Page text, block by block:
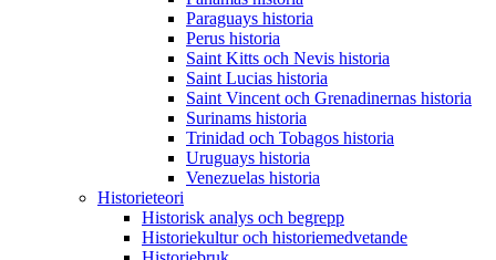
Paraguays historia
Perus historia
Saint Kitts och Nevis historia
Saint Lucias historia
Saint Vincent och Grenadinernas historia
Surinams historia
Trinidad och Tobagos historia
Uruguays historia
Venezuelas historia
Historieteori
Historisk analys och begrepp
Historiekultur och historiemedvetande